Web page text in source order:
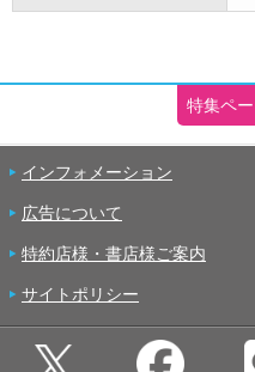
特集ペ
インフォメーション
広告について
特約店様・書店様ご案内
サイトポリシー